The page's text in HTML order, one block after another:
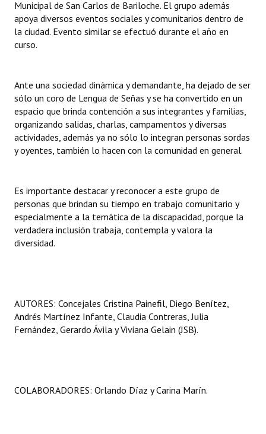
Municipal de San Carlos de Bariloche. El grupo además
apoya diversos eventos sociales y comunitarios dentro de
la ciudad. Evento similar se efectuó durante el año en
curso.
Ante una sociedad dinámica y demandante, ha dejado de ser
sólo un coro de Lengua de Señas y se ha convertido en un
espacio que brinda contención a sus integrantes y familias,
organizando salidas, charlas, campamentos y diversas
actividades, además ya no sólo lo integran personas sordas
y oyentes, también lo hacen con la comunidad en general.
Es importante destacar y reconocer a este grupo de
personas que brindan su tiempo en trabajo comunitario y
especialmente a la temática de la discapacidad, porque la
verdadera inclusión trabaja, contempla y valora la
diversidad.
AUTORES: Concejales Cristina Painefil, Diego Benítez,
Andrés Martínez Infante, Claudia Contreras, Julia
Fernández, Gerardo Ávila y Viviana Gelain (JSB).
COLABORADORES: Orlando Díaz y Carina Marín.